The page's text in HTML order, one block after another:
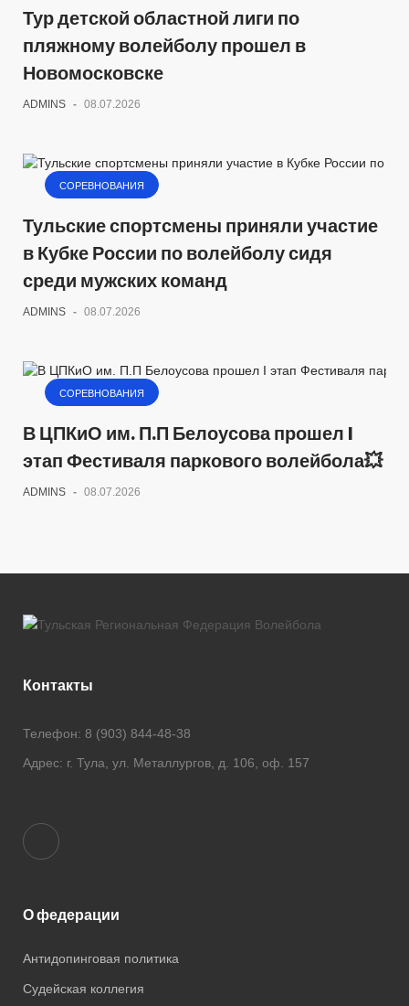
Тур детской областной лиги по
пляжному волейболу прошел в
Новомосковске
ADMINS - 08.07.2026
СОРЕВНОВАНИЯ
Тульские спортсмены приняли участие
в Кубке России по волейболу сидя
среди мужских команд
ADMINS - 08.07.2026
СОРЕВНОВАНИЯ
В ЦПКиО им. П.П Белоусова прошел I
этап Фестиваля паркового волейбола💥
ADMINS - 08.07.2026
Контакты
Телефон: 8 (903) 844-48-38
Адрес: г. Тула, ул. Металлургов, д. 106, оф. 157
О федерации
Антидопинговая политика
Судейская коллегия